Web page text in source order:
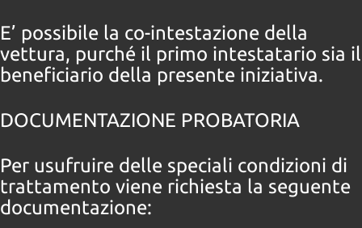
E’ possibile la co-intestazione della
vettura, purché il primo intestatario sia il
beneficiario della presente iniziativa.
DOCUMENTAZIONE PROBATORIA
Per usufruire delle speciali condizioni di
trattamento viene richiesta la seguente
documentazione:
le
impostazioni